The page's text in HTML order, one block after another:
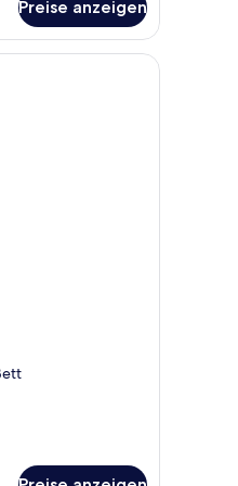
Preise anzeigen
der Wand befestigten Spiegel